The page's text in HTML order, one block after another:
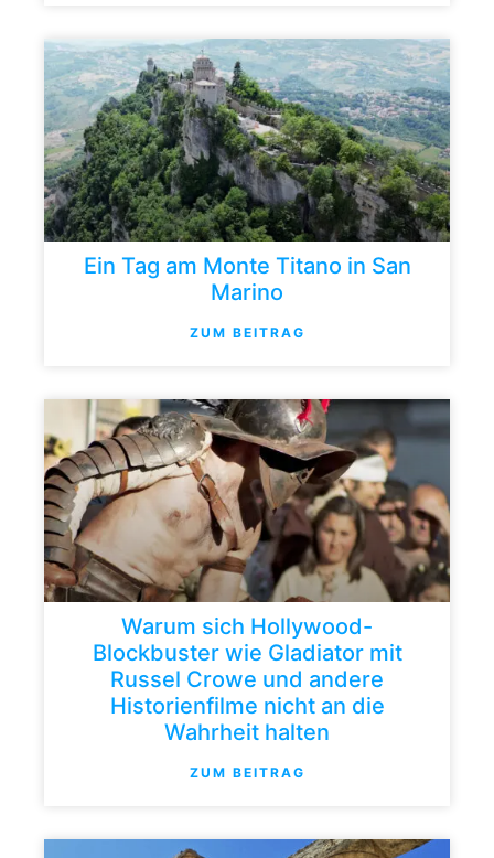
Ein Tag am Monte Titano in San
Marino
ZUM BEITRAG
Warum sich Hollywood-
Blockbuster wie Gladiator mit
Russel Crowe und andere
Historienfilme nicht an die
Wahrheit halten
ZUM BEITRAG